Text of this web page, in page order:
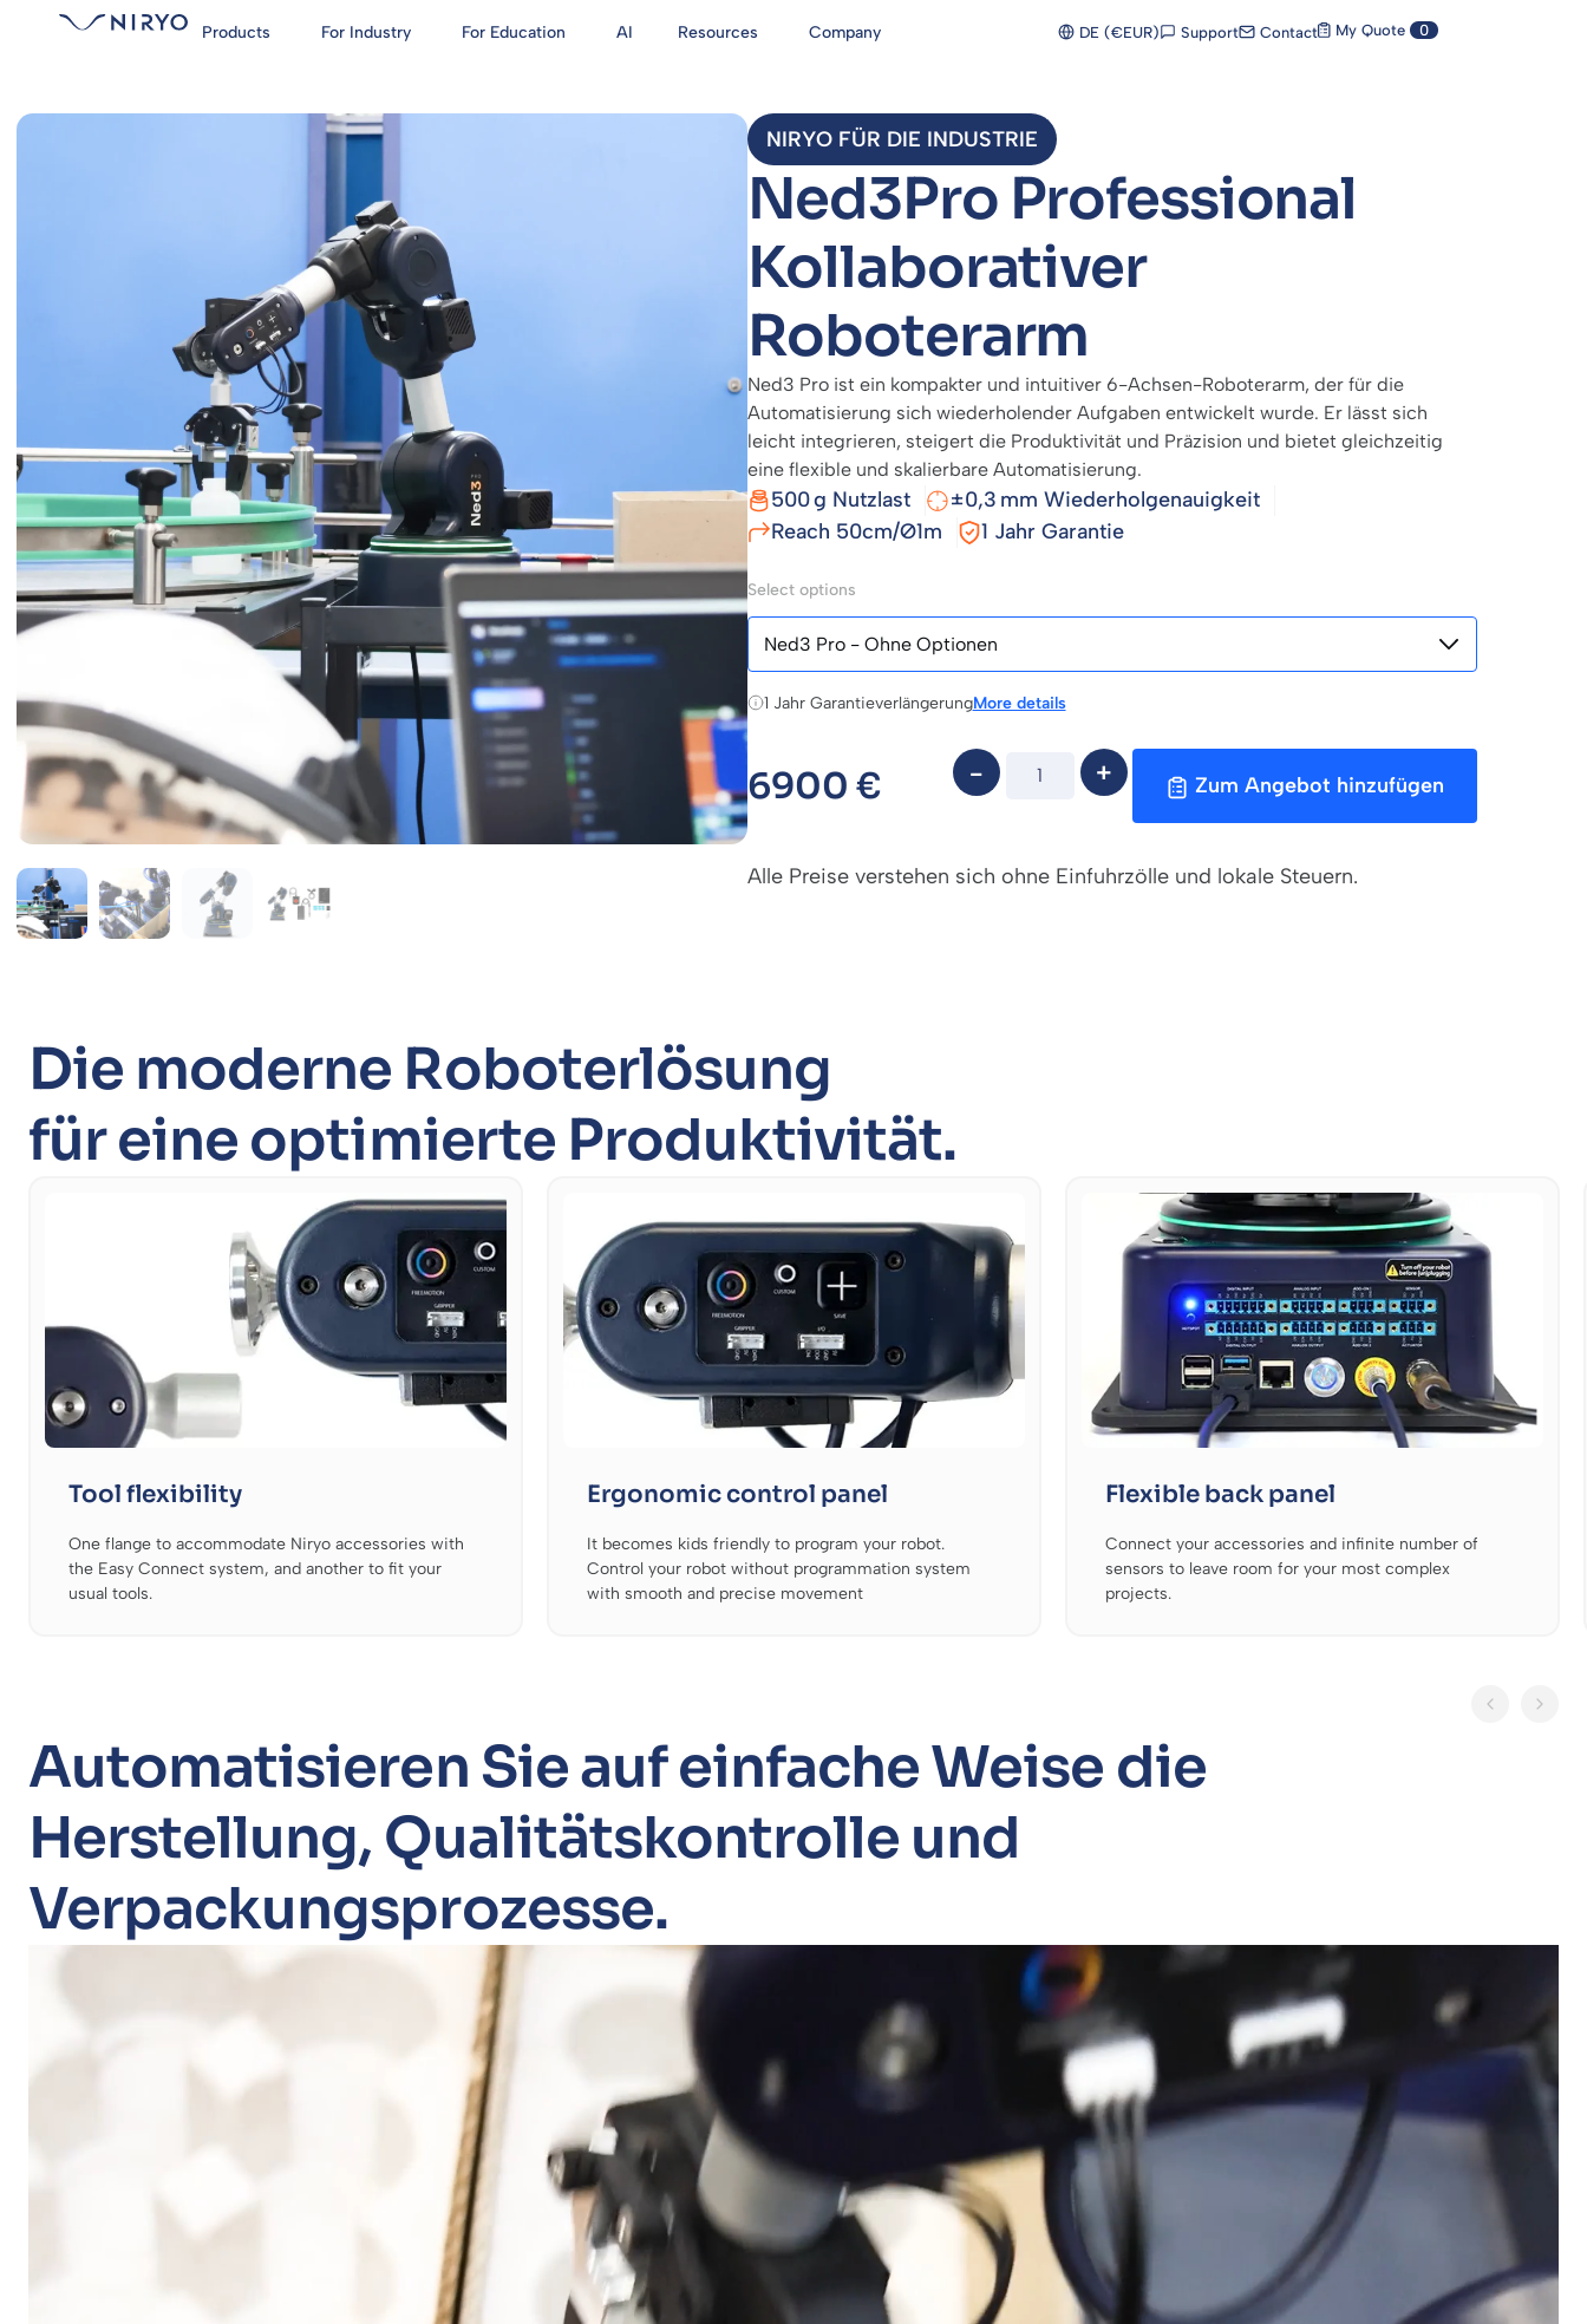
Products For Industry For Education AI Resources Company DE (€EUR) Support Contact My Quote 0
NIRYO FÜR DIE INDUSTRIE
Ned3Pro Professional
Kollaborativer
Roboterarm
Ned3 Pro ist ein kompakter und intuitiver 6-Achsen-Roboterarm, der für die
Automatisierung sich wiederholender Aufgaben entwickelt wurde. Er lässt sich
leicht integrieren, steigert die Produktivität und Präzision und bietet gleichzeitig
eine flexible und skalierbare Automatisierung.
500 g Nutzlast
±0,3 mm Wiederholgenauigkeit
Reach 50cm/Ø1m
1 Jahr Garantie
Select options
1 Jahr GarantieverlängerungMore details
6900 € Zum Angebot hinzufügen
Alle Preise verstehen sich ohne Einfuhrzölle und lokale Steuern.
Die moderne Roboterlösung
für eine optimierte Produktivität.
Tool flexibility
One flange to accommodate Niryo accessories with
the Easy Connect system, and another to fit your
usual tools.
Ergonomic control panel
It becomes kids friendly to program your robot.
Control your robot without programmation system
with smooth and precise movement
Flexible back panel
Connect your accessories and infinite number of
sensors to leave room for your most complex
projects.
Automatisieren Sie auf einfache Weise die
Herstellung, Qualitätskontrolle und
Verpackungsprozesse.